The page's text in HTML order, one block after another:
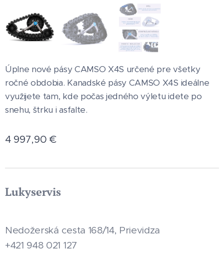
Úplne nové pásy CAMSO X4S určené pre všetky
ročné obdobia. Kanadské pásy CAMSO X4S ideálne
využijete tam, kde počas jedného výletu idete po
snehu, štrku i asfalte.
4 997,90 €
Lukyservis
Nedožerská cesta 168/14, Prievidza
+421 948 021 127